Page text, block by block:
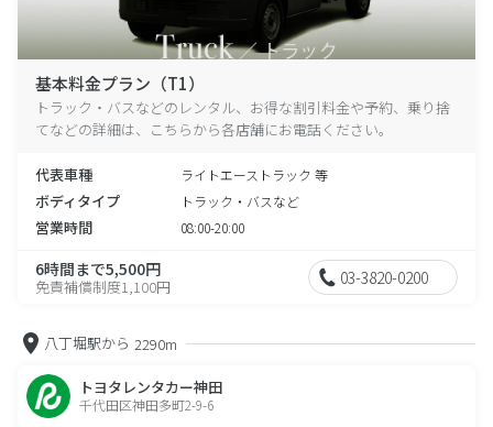
基本料金プラン（T1）
トラック・バスなどのレンタル、お得な割引料金や予約、乗り捨
てなどの詳細は、こちらから各店舗にお電話ください。
代表車種 ライトエーストラック 等
ボディタイプ トラック・バスなど
営業時間 08:00-20:00
6時間まで5,500円
免責補償制度1,100円 03-3820-0200
八丁堀駅から 2290m
トヨタレンタカー神田
千代田区神田多町2-9-6